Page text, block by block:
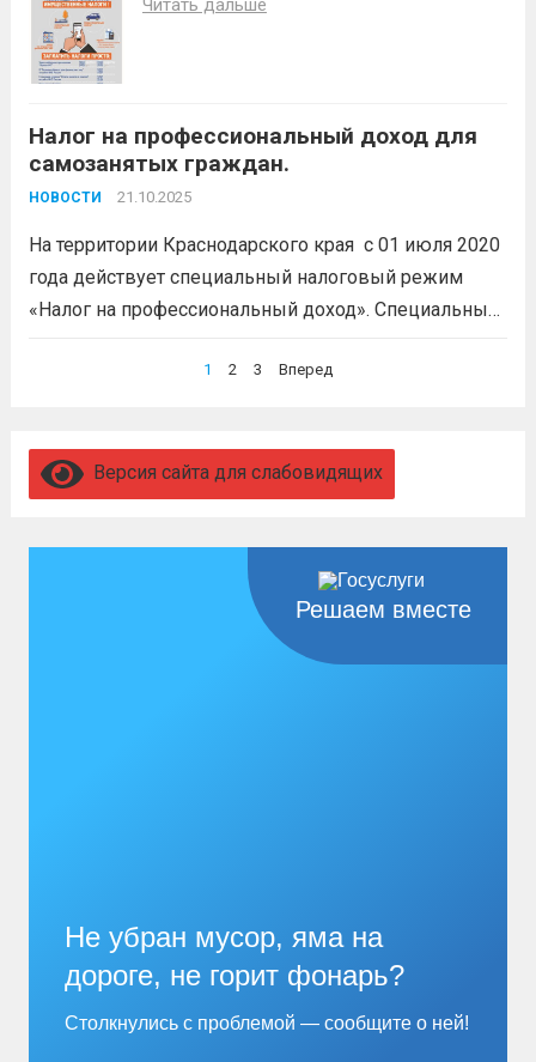
Читать дальше
Налог на профессиональный доход для
самозанятых граждан.
НОВОСТИ 21.10.2025
На территории Краснодарского края с 01 июля 2020
года действует специальный налоговый режим
«Налог на профессиональный доход». Специальный
лица и индивидуальные предприниматели
доход от самостоятельного ведения...Читать дальше
1 2 3 Вперед
Версия сайта для слабовидящих
Решаем вместе
Не убран мусор, яма на
дороге, не горит фонарь?
Столкнулись с проблемой — сообщите о ней!